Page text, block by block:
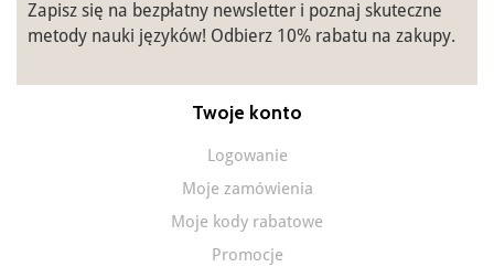
Zapisz się na bezpłatny newsletter i poznaj skuteczne
metody nauki języków! Odbierz 10% rabatu na zakupy.
Twoje konto
Logowanie
Moje zamówienia
Moje kody rabatowe
Promocje